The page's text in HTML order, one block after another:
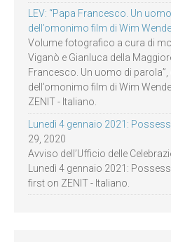
LEV: “Papa Francesco. Un
dell’omonimo film di Wim
Volume fotografico a cura di
Viganò e Gianluca della
Francesco. Un uomo di parola”,
dell’omonimo film di Wim
ZENIT - Italiano.
Lunedì 4 gennaio 2021:
29, 2020
Avviso dell’Ufficio delle
Lunedì 4 gennaio 2021:
first on ZENIT - Italiano.